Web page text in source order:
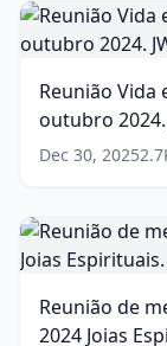
words)
10
de
2024.
JW
words)
Vida
e
Cristão,
Semana
7-
13
outubro
2024.
JW
words)
Reunião Vida
outubro 2024.
Dec 30, 2025
Reunião
de
meio
semana
9-
Reunião de
2024 Joias